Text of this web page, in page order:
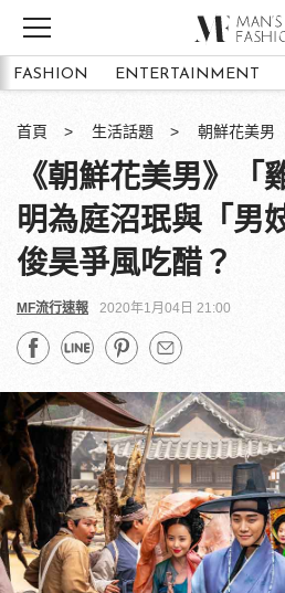
FASHION ENTERTAINMENT
首頁 生活話題 朝鮮花美男
《朝鮮花美男》「
明為庭沼珉與「男
俊昊爭風吃醋？
MF流行速報 2020年1月04日 21:00